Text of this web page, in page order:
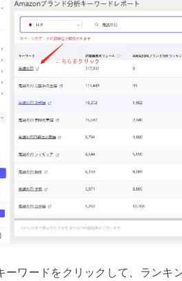
ワードをクリックして、ランキ